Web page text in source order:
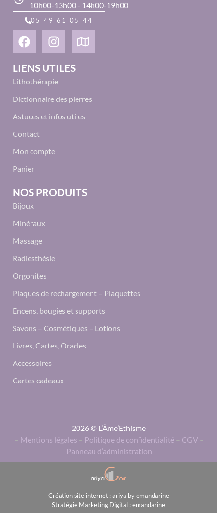
10h00-13h00 - 14h00-19h00
05 49 61 05 44
LIENS UTILES
Lithothérapie
Dictionnaire des pierres
Astuces et infos utiles
Contact
Mon compte
Panier
NOS PRODUITS
Bijoux
Minéraux
Massage
Radiesthésie
Orgonites
Plaques de rechargement – Plaquettes
Encens, bougies et supports
Savons – Cosmétiques – Lotions
Livres, Cartes, Oracles
Accessoires
Cartes cadeaux
2026 © L’Âme’Ethisme
– Mentions légales – Politique de confidentialité – CGV –
Panneau d’administration
Création site internet : ariya by emandarine
Stratégie Marketing Digital : emandarine